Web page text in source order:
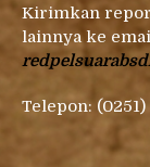
Kirimkan
lainnya ke
Telepon: